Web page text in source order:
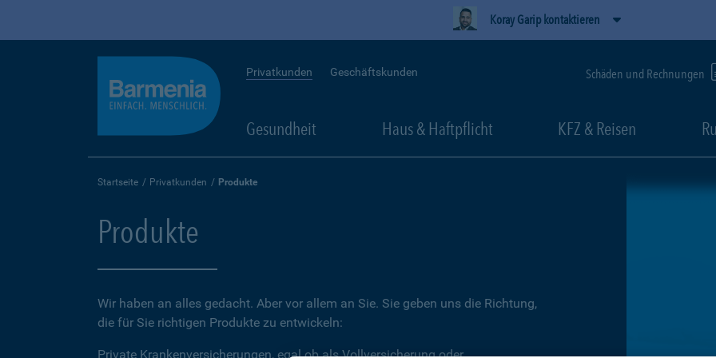
Koray Garip kontaktieren
Privatkunden Geschäftskunden Schäden und Rechnungen
Gesundheit Haus & Haftpflicht KFZ & Reisen
Startseite Privatkunden Produkte
Produkte
Wir haben an alles gedacht. Aber vor allem an Sie. Sie geben uns die Richtung,
die für Sie richtigen Produkte zu entwickeln:
Private Krankenversicherungen, egal ob als Vollversicherung oder